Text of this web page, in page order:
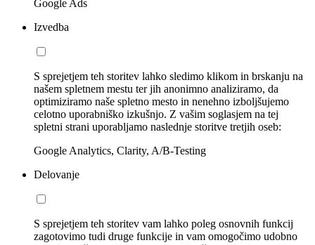
Google Ads
Izvedba
S sprejetjem teh storitev lahko sledimo klikom in brskanju na
našem spletnem mestu ter jih anonimno analiziramo, da
optimiziramo naše spletno mesto in nenehno izboljšujemo
celotno uporabniško izkušnjo. Z vašim soglasjem na tej
spletni strani uporabljamo naslednje storitve tretjih oseb:
Google Analytics, Clarity, A/B-Testing
Delovanje
S sprejetjem teh storitev vam lahko poleg osnovnih funkcij
zagotovimo tudi druge funkcije in vam omogočimo udobno